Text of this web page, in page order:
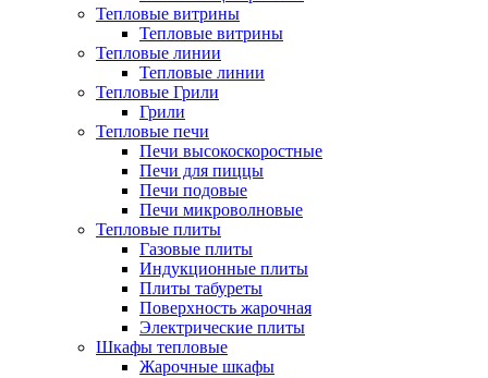
Тепловые витрины
Тепловые витрины
Тепловые линии
Тепловые линии
Тепловые Грили
Грили
Тепловые печи
Печи высокоскоростные
Печи для пиццы
Печи подовые
Печи микроволновые
Тепловые плиты
Газовые плиты
Индукционные плиты
Плиты табуреты
Поверхность жарочная
Электрические плиты
Шкафы тепловые
Жарочные шкафы